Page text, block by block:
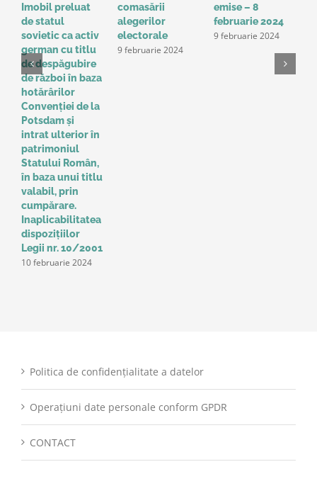
Imobil preluat
de statul
sovietic ca activ
german cu titlu
de despăgubire
de război în baza
hotărârilor
Convenţiei de la
Potsdam și
intrat ulterior în
patrimoniul
Statului Român,
în baza unui titlu
valabil, prin
cumpărare.
Inaplicabilitatea
dispozițiilor
Legii nr. 10/2001
10 februarie 2024
comasării
alegerilor
electorale
9 februarie 2024
emise – 8
februarie 2024
9 februarie 2024
Politica de confidențialitate a datelor
Operațiuni date personale conform GPDR
CONTACT